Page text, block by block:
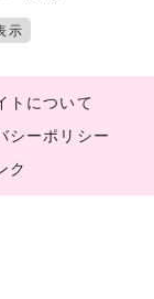
示
トについて
シーポリシー
ク